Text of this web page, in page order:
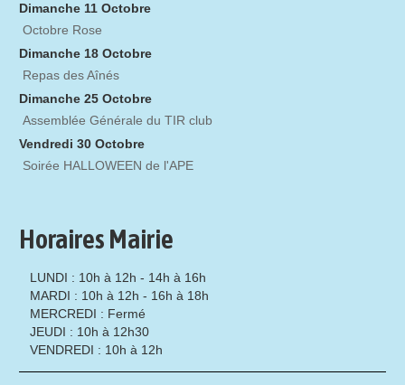
Dimanche 11 Octobre
Octobre Rose
Dimanche 18 Octobre
Repas des Aînés
Dimanche 25 Octobre
Assemblée Générale du TIR club
Vendredi 30 Octobre
Soirée HALLOWEEN de l'APE
Horaires Mairie
LUNDI : 10h à 12h - 14h à 16h
MARDI : 10h à 12h - 16h à 18h
MERCREDI : Fermé
JEUDI : 10h à 12h30
VENDREDI : 10h à 12h